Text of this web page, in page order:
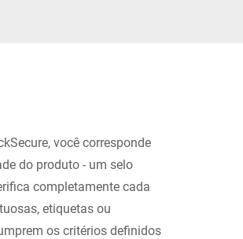
você corresponde
do produto - um selo
completamente cada
etiquetas ou
os critérios definidos